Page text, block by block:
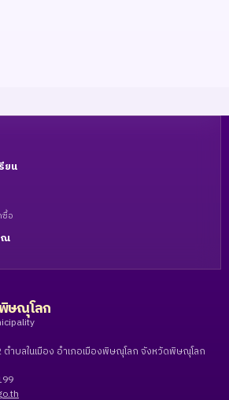
ยน
ซื้อ
ณ
ษณุโลก
ตำบลในเมือง อำเภอเมืองพิษณุโลก จังหวัดพิษณุโลก